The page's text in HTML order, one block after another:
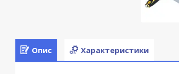
Опис Характеристики